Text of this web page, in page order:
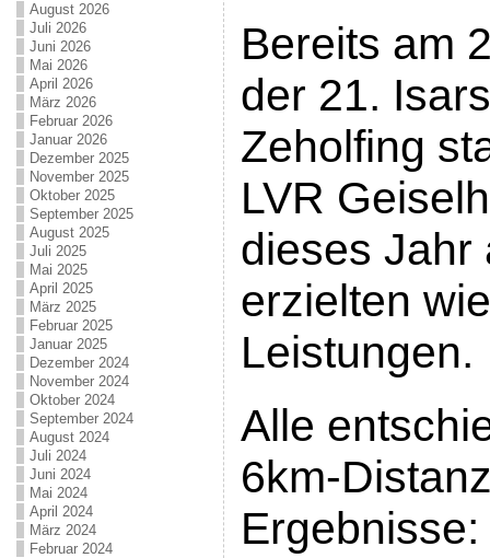
August 2026
Juli 2026
Juni 2026
Mai 2026
April 2026
März 2026
Februar 2026
Januar 2026
Dezember 2025
November 2025
Oktober 2025
September 2025
August 2025
Juli 2025
Mai 2025
April 2025
März 2025
Februar 2025
Januar 2025
Dezember 2024
November 2024
Oktober 2024
September 2024
August 2024
Juli 2024
Juni 2024
Mai 2024
April 2024
März 2024
Februar 2024
Bereits am
der 21.
Zeholfing
LVR
dieses Jahr
erzielten
Leistungen.
Alle
6km-
Ergebnisse: